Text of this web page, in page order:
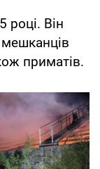
році. Він
мешканців
приматів.